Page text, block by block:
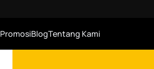
PromosiBlogTentang Kami